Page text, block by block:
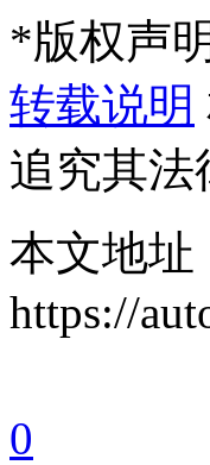
*版权声
转载说明
追究其法
本文地址
https://
0